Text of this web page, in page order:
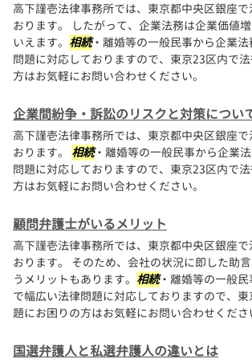
高下謹壱法律事務所では、東京都中央区銀座
おります。 したがって、企業法務は企業価値
いえます。 相続・離婚等の一般民事から企業
問題に対応しておりますので、東京23区内で
方はお気軽にお問い合わせください。
企業間紛争・訴訟のリスクと対策につい
高下謹壱法律事務所では、東京都中央区銀座
おります。 相続・離婚等の一般民事から企業
問題に対応しておりますので、東京23区内で
方はお気軽にお問い合わせください。
顧問弁護士がいるメリット
高下謹壱法律事務所では、東京都中央区銀座
おります。 そのため、会社の状況に即した助
うメリットもあります。 相続・離婚等の一般
で幅広い法律問題に対応しておりますので、
題にお困りの方はお気軽にお問い合わせくださ
国選弁護人と私選弁護人の違いとは